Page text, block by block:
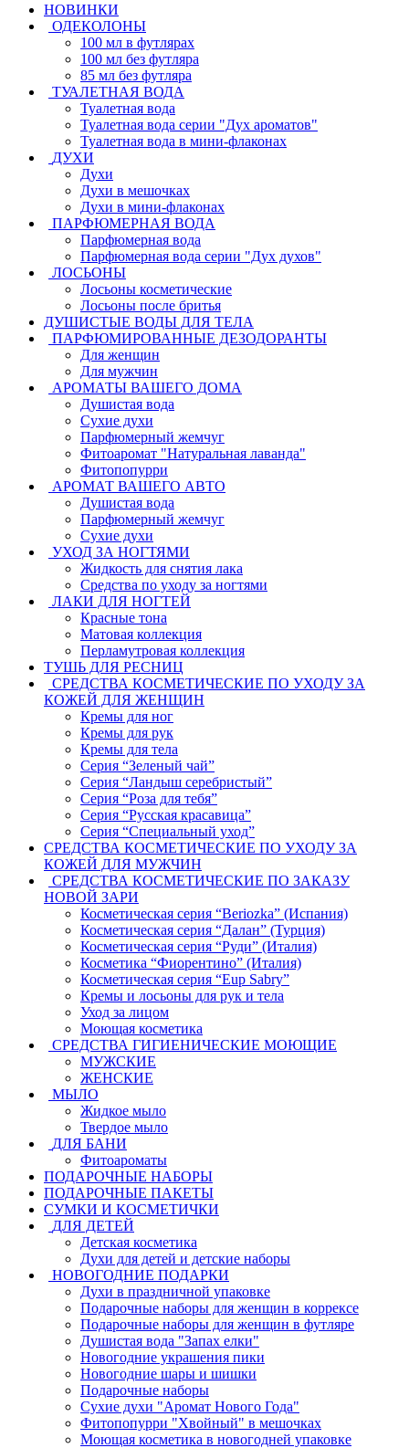
НОВИНКИ
ОДЕКОЛОНЫ
100 мл в футлярах
100 мл без футляра
85 мл без футляра
ТУАЛЕТНАЯ ВОДА
Туалетная вода
Туалетная вода серии "Дух ароматов"
Туалетная вода в мини-флаконах
ДУХИ
Духи
Духи в мешочках
Духи в мини-флаконах
ПАРФЮМЕРНАЯ ВОДА
Парфюмерная вода
Парфюмерная вода серии "Дух духов"
ЛОСЬОНЫ
Лосьоны косметические
Лосьоны после бритья
ДУШИСТЫЕ ВОДЫ ДЛЯ ТЕЛА
ПАРФЮМИРОВАННЫЕ ДЕЗОДОРАНТЫ
Для женщин
Для мужчин
АРОМАТЫ ВАШЕГО ДОМА
Душистая вода
Сухие духи
Парфюмерный жемчуг
Фитоаромат "Натуральная лаванда"
Фитопопурри
АРОМАТ ВАШЕГО АВТО
Душистая вода
Парфюмерный жемчуг
Сухие духи
УХОД ЗА НОГТЯМИ
Жидкость для снятия лака
Средства по уходу за ногтями
ЛАКИ ДЛЯ НОГТЕЙ
Красные тона
Матовая коллекция
Перламутровая коллекция
ТУШЬ ДЛЯ РЕСНИЦ
СРЕДСТВА КОСМЕТИЧЕСКИЕ ПО УХОДУ ЗА
КОЖЕЙ ДЛЯ ЖЕНЩИН
Кремы для ног
Кремы для рук
Кремы для тела
Серия “Зеленый чай”
Серия “Ландыш серебристый”
Серия “Роза для тебя”
Серия “Русская красавица”
Серия “Специальный уход”
СРЕДСТВА КОСМЕТИЧЕСКИЕ ПО УХОДУ ЗА
КОЖЕЙ ДЛЯ МУЖЧИН
СРЕДСТВА КОСМЕТИЧЕСКИЕ ПО ЗАКАЗУ
НОВОЙ ЗАРИ
Косметическая серия “Beriozka” (Испания)
Косметическая серия “Далан” (Турция)
Косметическая серия “Руди” (Италия)
Косметика “Фиорентино” (Италия)
Косметическая серия “Eup Sabry”
Кремы и лосьоны для рук и тела
Уход за лицом
Моющая косметика
СРЕДСТВА ГИГИЕНИЧЕСКИЕ МОЮЩИЕ
МУЖСКИЕ
ЖЕНСКИЕ
МЫЛО
Жидкое мыло
Твердое мыло
ДЛЯ БАНИ
Фитоароматы
ПОДАРОЧНЫЕ НАБОРЫ
ПОДАРОЧНЫЕ ПАКЕТЫ
СУМКИ И КОСМЕТИЧКИ
ДЛЯ ДЕТЕЙ
Детская косметика
Духи для детей и детские наборы
НОВОГОДНИЕ ПОДАРКИ
Духи в праздничной упаковке
Подарочные наборы для женщин в коррексе
Подарочные наборы для женщин в футляре
Душистая вода "Запах елки"
Новогодние украшения пики
Новогодние шары и шишки
Подарочные наборы
Сухие духи "Аромат Нового Года"
Фитопопурри "Хвойный" в мешочках
Моющая косметика в новогодней упаковке